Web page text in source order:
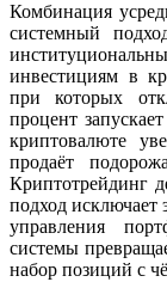
Комбинация
системный
инвестициям в
при которых
процент
криптовалюте
продаёт
Криптотрейдинг
подход
управления
системы
набор позиций с